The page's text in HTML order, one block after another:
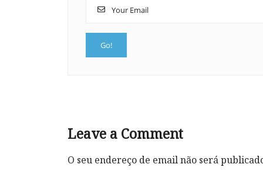
Leave a Comment
O seu endereço de email não será